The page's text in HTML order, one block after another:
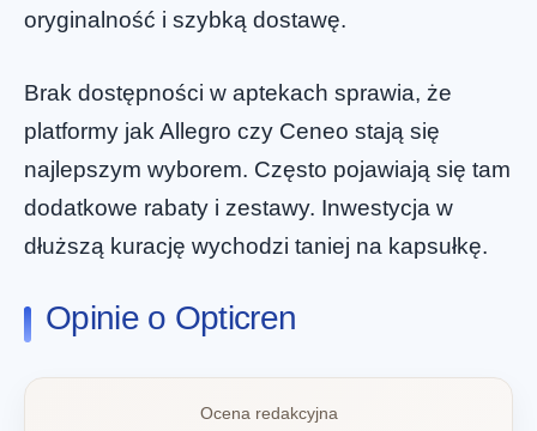
oryginalność i szybką dostawę.
Brak dostępności w aptekach sprawia, że
platformy jak Allegro czy Ceneo stają się
najlepszym wyborem. Często pojawiają się tam
dodatkowe rabaty i zestawy. Inwestycja w
dłuższą kurację wychodzi taniej na kapsułkę.
Opinie o Opticren
Ocena redakcyjna